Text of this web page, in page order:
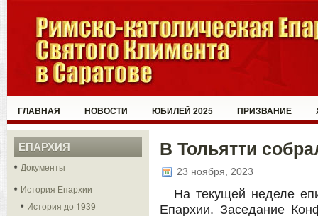
ГЛАВНАЯ НОВОСТИ ЮБИЛЕЙ 2025 ПРИЗВАНИЕ
ЕПАРХИЯ
Документы
История Епархии
История до 1939
В Тольятти
23 ноября, 2023
На текущей неделе
Епархии. Заседание